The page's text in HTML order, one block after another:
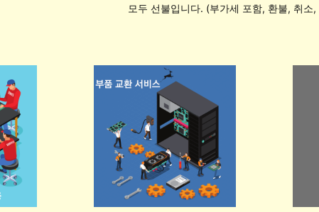
모두 선불입니다. (부가세 포함, 환불, 취소